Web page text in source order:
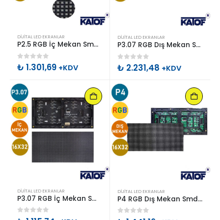
DIJITAL LED EKRANLAR
P2.5 RGB İç Mekan Smd Led Ekran Paneli 16x32cm
0 out of 5
₺ 1.301,69 +KDV
DIJITAL LED EKRANLAR
P3.07 RGB Dış Mekan Smd Led Ekran Paneli 16x32cm
0 out of 5
₺ 2.231,48 +KDV
DIJITAL LED EKRANLAR
P3.07 RGB İç Mekan Smd Led Ekran Paneli 16x32cm
0 out of 5
DIJITAL LED EKRANLAR
P4 RGB Dış Mekan Smd Led Ekran Paneli 16x32cm
0 out of 5